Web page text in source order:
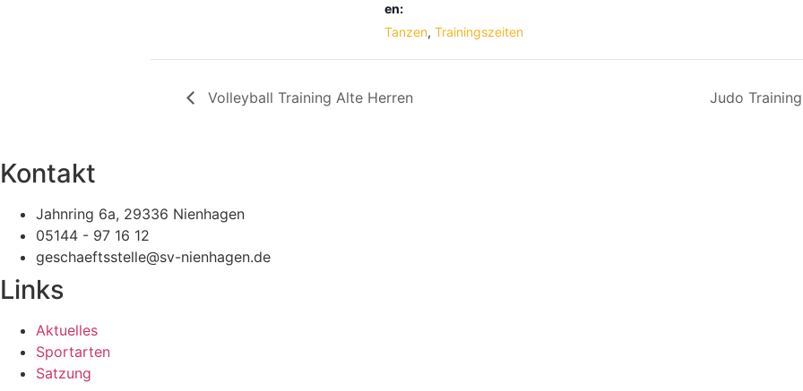
en:
Tanzen, Trainingszeiten
Volleyball Training Alte Herren Judo
Kontakt
Jahnring 6a, 29336 Nienhagen
05144 - 97 16 12
geschaeftsstelle@sv-nienhagen.de
Links
Aktuelles
Sportarten
Satzung